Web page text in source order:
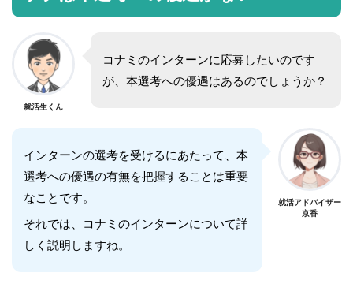
就活生くん
コナミのインターンに応募したいのです
が、本選考への優遇はあるのでしょうか？
インターンの選考を受けるにあたって、本
選考への優遇の有無を把握することは重要
なことです。
それでは、コナミのインターンについて詳
しく説明しますね。
就活アドバイザー
京香